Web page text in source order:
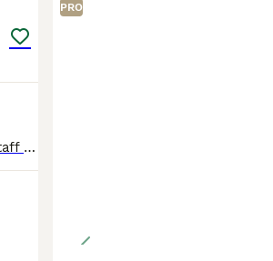
Allevamento professionale propone bellissimi cuccioli di Amstaff Blu ( American Staffordshire Terrier ) con pedigree ENCI. I cuccioli sono visibili assieme ai genitori in allevamento in zona Bari in Puglia. Sono disponibili maschietti e femminucce. I cuccioli sono ceduti al nuovo proprietario provvisti di libretto sanitario con vaccino, ciclo sverminazione, microchip, pedigree ENCI. Inoltre tutti i cuccioli sono ceduti anche con certificazione veterinaria di buona salute. E' possibile consegnare i cuccioli in Puglia Bari Lecce Taranto Brindisi Foggia e in Tutta Italia. Nelle foto sono visibili alcuni cuccioli e i genitori. Per maggiori informazioni contattare il 3931177788
PRO